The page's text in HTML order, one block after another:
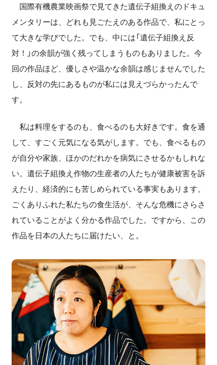
国際有機農業映画祭で見てきた遺伝子組換えのドキュ
メンタリーは、どれも見ごたえのある作品で、私にとっ
て大きな学びでした。でも、中には「遺伝子組換え反
対！」の余韻が強く残ってしまうものもありました。今
回の作品ほど、優しさや温かな余韻は感じませんでした
し、反対の先にあるものが私には見えづらかったんで
す。
私は料理をするのも、食べるのも大好きです。食を通
して、すごく元気になる気がします。でも、食べるもの
が自分や家族、ほかのだれかを病気にさせるかもしれな
い。遺伝子組換え作物の生産者の人たちが健康被害を訴
えたり、経済的にも苦しめられている事実もあります。
ごくありふれた私たちの食生活が、そんな危機にさらさ
れていることがよく分かる作品でした。ですから、この
作品を日本の人たちに届けたい、と。